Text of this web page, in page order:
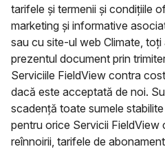
tarifele și termenii și condițiile
marketing și informative
sau cu site-ul web Climate,
prezentul document prin
Serviciile FieldView contra
dacă este acceptată de noi.
scadență toate sumele
pentru orice Servicii
reînnoirii, tarifele de